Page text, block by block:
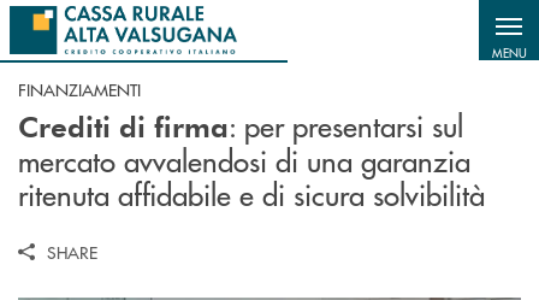
Salta al contenuto principale
MENU
FINANZIAMENTI
Crediti di firma: per presentarsi sul
mercato avvalendosi di una garanzia
ritenuta affidabile e di sicura solvibilità
SHARE